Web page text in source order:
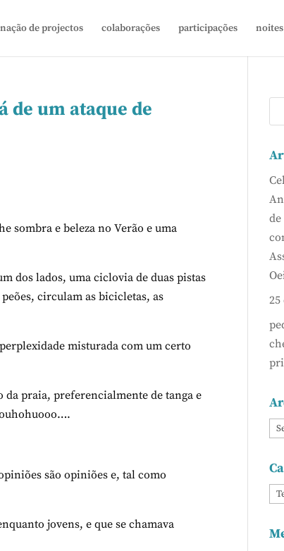
de projectos colaborações participações
de um ataque de
sombra e beleza no Verão e uma
dos lados, uma ciclovia de duas pistas
circulam as bicicletas, as
misturada com um certo
praia, preferencialmente de tanga e
são opiniões e, tal como
jovens, e que se chamava